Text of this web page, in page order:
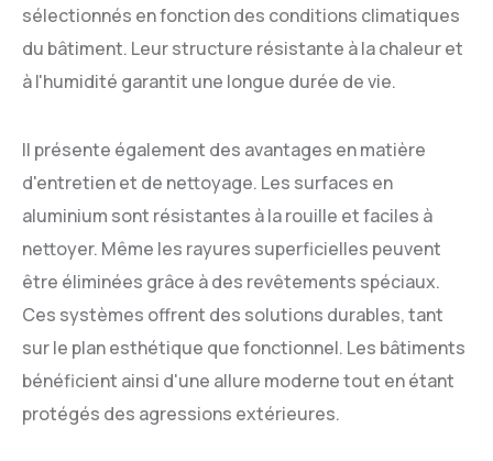
sélectionnés en fonction des conditions climatiques
du bâtiment. Leur structure résistante à la chaleur et
à l'humidité garantit une longue durée de vie.
Il présente également des avantages en matière
d'entretien et de nettoyage. Les surfaces en
aluminium sont résistantes à la rouille et faciles à
nettoyer. Même les rayures superficielles peuvent
être éliminées grâce à des revêtements spéciaux.
Ces systèmes offrent des solutions durables, tant
sur le plan esthétique que fonctionnel. Les bâtiments
bénéficient ainsi d'une allure moderne tout en étant
protégés des agressions extérieures.